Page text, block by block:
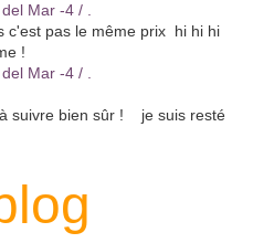
c'est pas le même prix hi hi hi
!
suivre bien sûr ! je suis resté